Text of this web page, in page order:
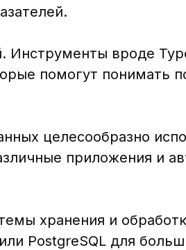
Инструменты вроде
помогут понимать
целесообразно
приложения и
хранения и
PostgreSQL для